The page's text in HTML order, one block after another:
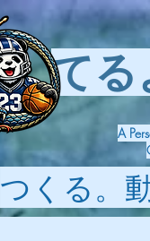
てる
A
つくる。